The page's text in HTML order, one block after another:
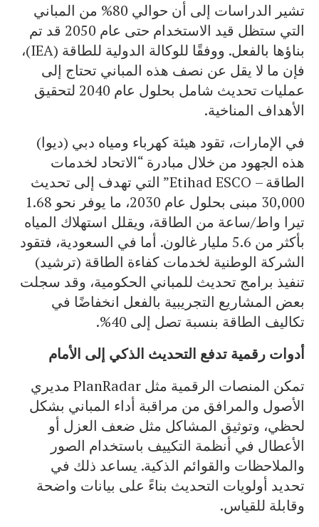
تشير الدراسات إلى أن حوالي 80% من المباني
التي ستظل قيد الاستخدام حتى عام 2050 قد تم
بناؤها بالفعل. ووفقًا للوكالة الدولية للطاقة (IEA)،
فإن ما لا يقل عن نصف هذه المباني تحتاج إلى
عمليات تحديث شامل بحلول عام 2040 لتحقيق
الأهداف المناخية.
في الإمارات، تقود هيئة كهرباء ومياه دبي (ديوا)
هذه الجهود من خلال مبادرة “الاتحاد لخدمات
الطاقة – Etihad ESCO” التي تهدف إلى تحديث
30,000 مبنى بحلول عام 2030، ما يوفر نحو 1.68
تيرا واط/ساعة من الطاقة، ويقلل استهلاك المياه
بأكثر من 5.6 مليار غالون. أما في السعودية، فتقود
الشركة الوطنية لخدمات كفاءة الطاقة (ترشيد)
تنفيذ برامج تحديث للمباني الحكومية، وقد سجلت
بعض المشاريع التجريبية بالفعل انخفاضًا في
تكاليف الطاقة بنسبة تصل إلى 40%.
أدوات رقمية تدفع التحديث الذكي إلى الأمام
تمكن المنصات الرقمية مثل PlanRadar مديري
الأصول والمرافق من مراقبة أداء المباني بشكل
لحظي، وتوثيق المشاكل مثل ضعف العزل أو
الأعطال في أنظمة التكييف باستخدام الصور
والملاحظات والقوائم الذكية. يساعد ذلك في
تحديد أولويات التحديث بناءً على بيانات واضحة
وقابلة للقياس.